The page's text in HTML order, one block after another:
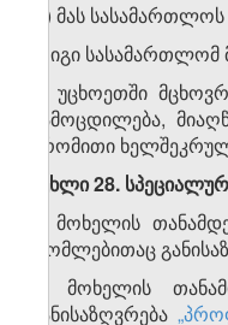
დ) მას
ე) იგი
3. უცხოეთში
გამოცდილება,
შრომითი
მუხლი 28.
1. მოხელის
რომლებითაც
2. მოხელის
განისაზღვრება